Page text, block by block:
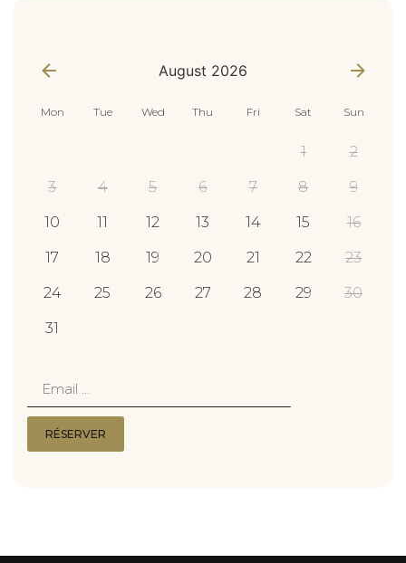
August 2026
Mon Tue Wed Thu Fri Sat Sun
1 2
3 4 5 6 7 8 9
10 11 12 13 14 15 16
17 18 19 20 21 22 23
24 25 26 27 28 29 30
31
RÉSERVER